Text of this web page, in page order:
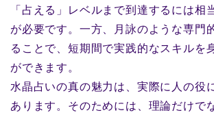
「占える」レベルまで到達するには相
が必要です。一方、月詠のような専門
ることで、短期間で実践的なスキルを
ができます。
水晶占いの真の魅力は、実際に人の役
あります。そのためには、理論だけで